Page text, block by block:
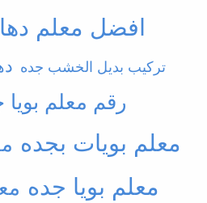
0502537646افضل معلم
تركيب بديل الخشب جده
رقم معلم
معلم بويات بجده
معلم بويا جده